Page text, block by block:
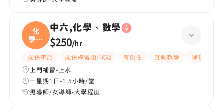
化
學、
數學
中六,化學、數學
$250/hr
提供筆記 提供練習題/試題 有耐性 互動教學
課程設計
上門補習-上水
一星期1日-1.5小時/堂
男導師/女導師-大學程度